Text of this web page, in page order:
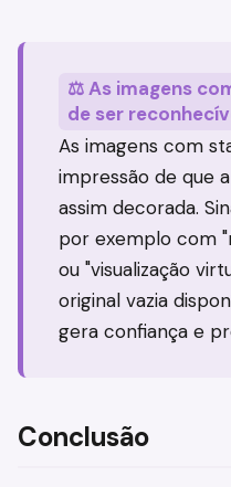
⚖️ As imagens
de ser
As imagens com
impressão de que
assim decorada.
por exemplo com
ou "visualização
original vazia
gera confiança e
Conclusão